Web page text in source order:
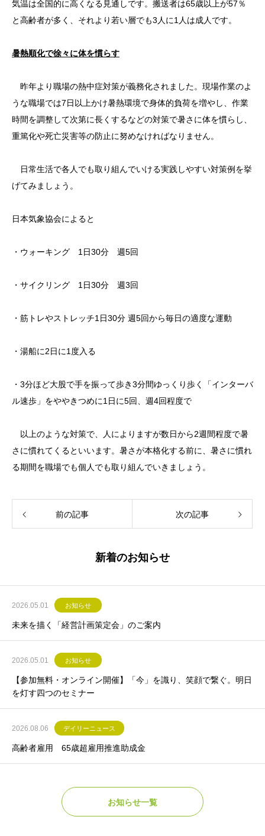
気温は全国的に高くなる見通しです。搬送者は65歳以上が57％
と高齢者が多く、それより若い層でも3人に1人は成人です。
暑熱順化で徐々に体を慣らす
昨年より職場の熱中症対策が義務化されました。現場作業のよ
うな職場では7日以上かけ暑熱環境で身体的負荷を増やし、作業
時間を調整して次第に長くするなどの対策で暑さに体を慣らし、
重篤化や死亡災害等の防止に努めなければなりません。
日常生活で各人でも取り組んでいける実践しやすい対策例を挙
げてみましょう。
日本気象協会によると
・ウォーキング 1日30分 週5回
・サイクリング 1日30分 週3回
・筋トレやストレッチ1日30分 週5回から毎日の適度な運動
・湯船に2日に1度入る
・3分ほど大股で手を振って歩き3分間ゆっくり歩く「インターバ
ル速歩」をややきつめに1日に5回、週4回程度で
以上のような対策で、人によりますが数日から2週間程度で暑
さに慣れてくるといいます。暑さが本格化する前に、暑さに慣れ
る期間を職場でも個人でも取り組んでいきましょう。
前の記事 次の記事
新着のお知らせ
2026.05.01 お知らせ
未来を描く「経営計画策定会」のご案内
2026.05.01 お知らせ
【参加無料・オンライン開催】「今」を識り、笑顔で繋ぐ。明日
を灯す四つのセミナー
2026.08.06 デイリーニュース
高齢者雇用 65歳超雇用推進助成金
お知らせ一覧